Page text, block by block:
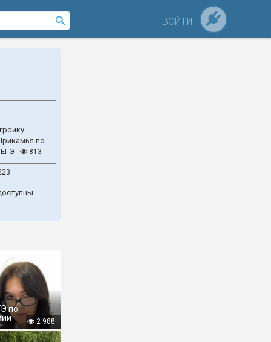
ВОЙТИ
по
813
по
2 988